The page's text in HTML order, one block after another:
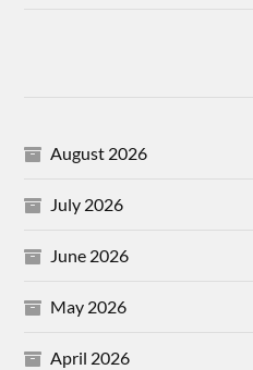
August 2026
July 2026
June 2026
May 2026
April 2026